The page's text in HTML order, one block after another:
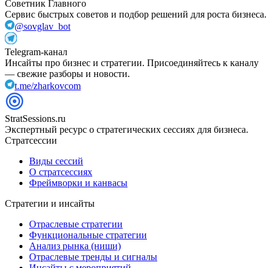
Советник Главного
Сервис быстрых советов и подбор решений для роста бизнеса.
@sovglav_bot
Telegram-канал
Инсайты про бизнес и стратегии. Присоединяйтесь к каналу
— свежие разборы и новости.
t.me/zharkovcom
StratSessions.ru
Экспертный ресурс о стратегических сессиях для бизнеса.
Стратсессии
Виды сессий
О стратсессиях
Фреймворки и канвасы
Стратегии и инсайты
Отраслевые стратегии
Функциональные стратегии
Анализ рынка (ниши)
Отраслевые тренды и сигналы